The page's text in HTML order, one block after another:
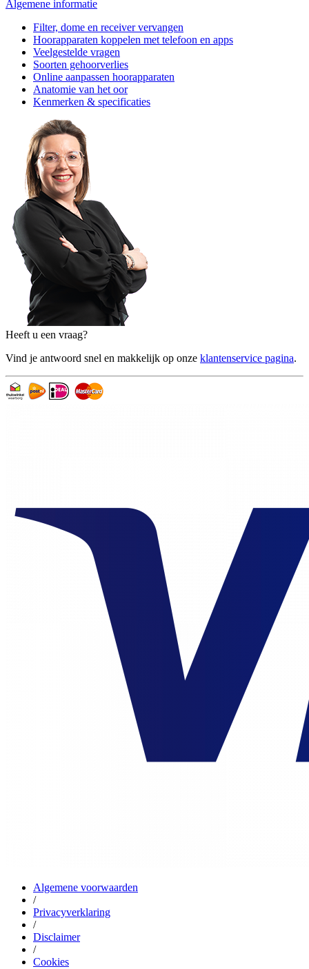
Algemene informatie
Filter, dome en receiver vervangen
Hoorapparaten koppelen met telefoon en apps
Veelgestelde vragen
Soorten gehoorverlies
Online aanpassen hoorapparaten
Anatomie van het oor
Kenmerken & specificaties
Heeft u een vraag?
Vind je antwoord snel en makkelijk op onze klantenservice pagina.
Algemene voorwaarden
/
Privacyverklaring
/
Disclaimer
/
Cookies